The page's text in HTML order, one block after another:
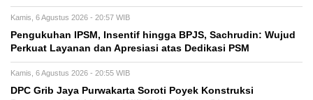
Kamis, 6 Agustus 2026 - 20:57 WIB
Pengukuhan IPSM, Insentif hingga BPJS, Sachrudin: Wujud
Perkuat Layanan dan Apresiasi atas Dedikasi PSM
Kamis, 6 Agustus 2026 - 20:55 WIB
DPC Grib Jaya Purwakarta Soroti Poyek Konstruksi